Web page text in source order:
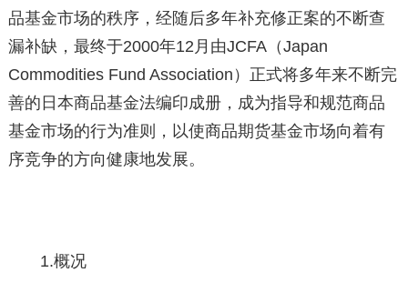
品基金市场的秩序，经随后多年补充修正案的不断查
漏补缺，最终于2000年12月由JCFA（Japan
Commodities Fund Association）正式将多年来不断完
善的日本商品基金法编印成册，成为指导和规范商品
基金市场的行为准则，以使商品期货基金市场向着有
序竞争的方向健康地发展。
1.概况